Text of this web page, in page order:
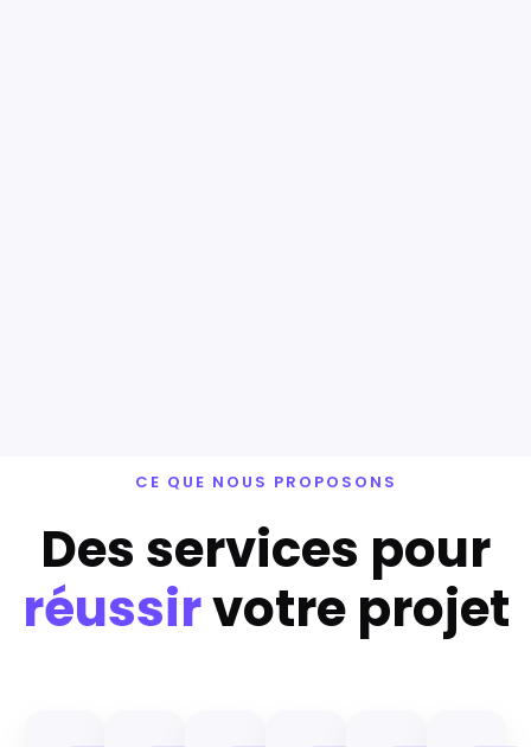
CE QUE NOUS PROPOSONS
Des services pour
réussirvotre projet